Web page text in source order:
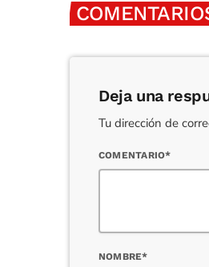
Deja una
Tu dirección de
COMENTARIO*
NOMBRE*